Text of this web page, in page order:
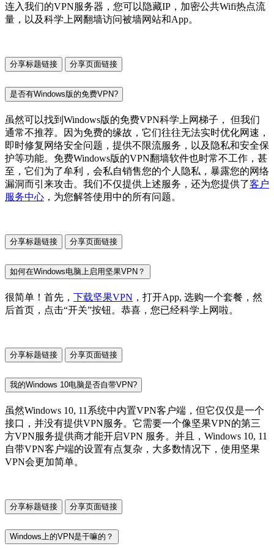
连入我们的VPN服务器，您可以隐藏IP，加密公共Wifi热点流
量，以及科学上网翻墙访问被墙网站和App。
分享标题链接 分享页面链接
是否有Windows版的免费VPN?
虽然可以找到Windows版的免费VPN科学上网梯子， 但我们
通常不推荐。因为免费的缘故，它们往往无法实时优化网速，
即时修复网络安全问题，提供不限流服务，以及隐私和安全保
护等功能。免费Windows版的VPN翻墙软件也时常不工作，甚
至，它们为了牟利，会私自销售您的个人隐私，暴露您的网络
漏洞而引来攻击。我们不仅提供上述服务，还为您提供了客户
服务中心 ，为您解答使用中的所有问题。
分享标题链接 分享页面链接
如何在Windows电脑上启用坚果VPN？
很简单！首先， 下载坚果VPN ，打开App, 选购一个套餐，然
后首页，点击“开关”按钮。恭喜，您已经科学上网啦。
分享标题链接 分享页面链接
我的Windows 10电脑是否自带VPN?
虽然Windows 10, 11系统中内置VPN客户端，但它仅仅是一个
接口，并没有提供VPN服务。它需要一个像坚果VPN的第三
方VPN服务提供商才能开启VPN 服务。并且，Windows 10, 11
自带VPN客户端的设置有点复杂，大多数情况下，使用坚果
VPN会更加简单。
分享标题链接 分享页面链接
Windows上的VPN是干嘛的？